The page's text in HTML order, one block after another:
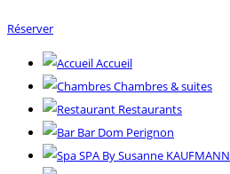
Réserver
Accueil
Chambres & suites
Restaurants
Bar Dom Perignon
SPA By Susanne KAUFMANN